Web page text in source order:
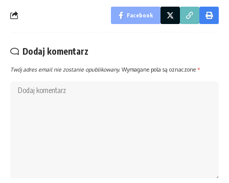
Facebook
Dodaj komentarz
Twój adres email nie zostanie opublikowany. Wymagane pola są oznaczone *